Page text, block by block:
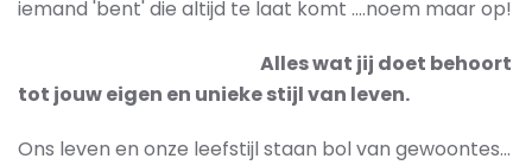
iemand 'bent' die altijd te laat komt ....noem maar op!
Alles wat jij doet behoort
tot jouw eigen en unieke stijl van leven.
Ons leven en onze leefstijl staan bol van gewoontes...